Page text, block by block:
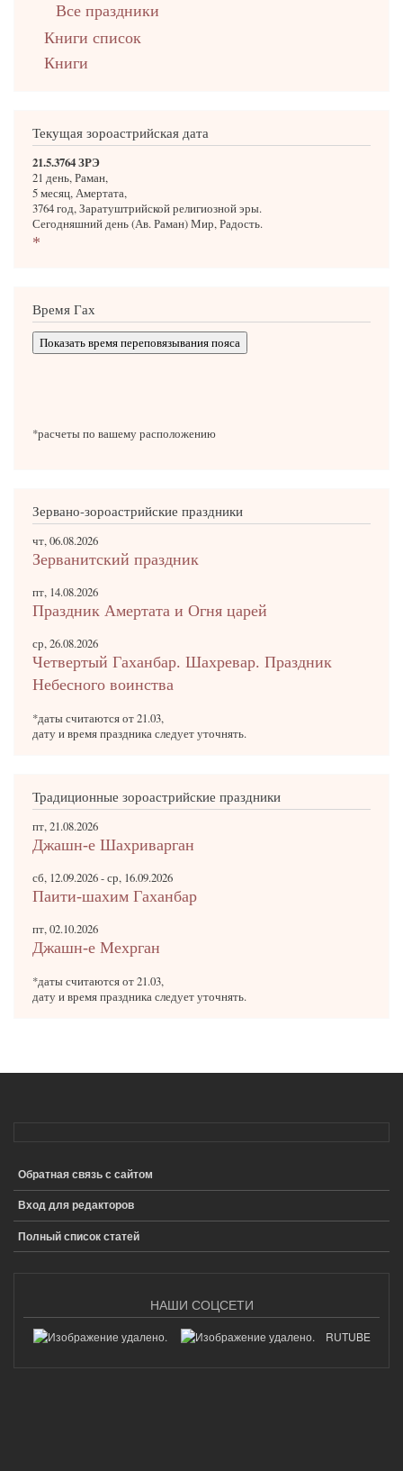
Все праздники
Книги список
Книги
Текущая зороастрийская дата
21.5.3764 ЗРЭ
21 день, Раман,
5 месяц, Амертата,
3764 год, Заратуштрийской религиозной эры.
Сегодняшний день (Ав. Раман) Мир, Радость.
*
Время Гах
Показать время переповязывания пояса
*расчеты по вашему расположению
Зервано-зороастрийские праздники
чт, 06.08.2026
Зерванитский праздник
пт, 14.08.2026
Праздник Амертата и Огня царей
ср, 26.08.2026
Четвертый Гаханбар. Шахревар. Праздник
Небесного воинства
*даты считаются от 21.03,
дату и время праздника следует уточнять.
Традиционные зороастрийские праздники
пт, 21.08.2026
Джашн-е Шахриварган
сб, 12.09.2026-ср, 16.09.2026
Паити-шахим Гаханбар
пт, 02.10.2026
Джашн-е Мехрган
*даты считаются от 21.03,
дату и время праздника следует уточнять.
ПОДВАЛ
Обратная связь с сайтом
Вход для редакторов
Полный список статей
НАШИ СОЦСЕТИ
RUTUBE